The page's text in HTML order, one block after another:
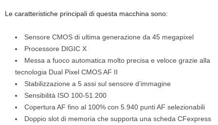
Le caratteristiche principali di questa macchina sono:
Sensore CMOS di ultima generazione da 45 megapixel
Processore DIGIC X
Messa a fuoco automatica molto precisa e veloce grazie alla
tecnologia Dual Pixel CMOS AF II
Stabilizzazione a 5 assi sul sensore d’immagine
Sensibilità ISO 100-51.200
Copertura AF fino al 100% con 5.940 punti AF selezionabili
Doppio slot di memoria che supporta una scheda CFexpress